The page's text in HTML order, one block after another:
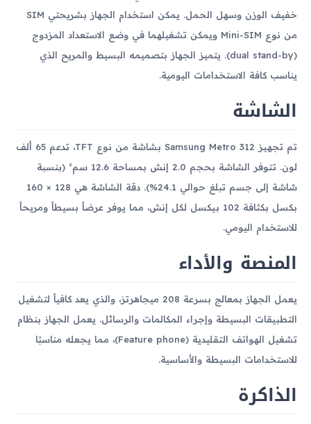
خفيف الوزن وسهل الحمل. يمكن استخدام الجهاز بشريحتي SIM
من نوع Mini-SIM ويمكن تشغيلهما في وضع الاستعداد المزدوج
(dual stand-by). يتميز الجهاز بتصميمه البسيط والمريح الذي
يناسب كافة الاستخدامات اليومية.
الشاشة
تم تجهيز Samsung Metro 312 بشاشة من نوع TFT، تدعم 65 ألف
لون. تتوفر الشاشة بحجم 2.0 إنش بمساحة 12.6 سم² (بنسبة
شاشة إلى جسم تبلغ حوالي 24.1%). دقة الشاشة هي 128 × 160
بكسل بكثافة 102 بيكسل لكل إنش، مما يوفر عرضاً بسيطاً ومريحاً
للاستخدام اليومي.
المنصة والأداء
يعمل الجهاز بمعالج بسرعة 208 ميجاهرتز، والذي يعد كافياً لتشغيل
التطبيقات البسيطة وإجراء المكالمات والرسائل. يعمل الجهاز بنظام
تشغيل الهواتف التقليدية (Feature phone)، مما يجعله مناسبًا
للاستخدامات البسيطة والأساسية.
الذاكرة